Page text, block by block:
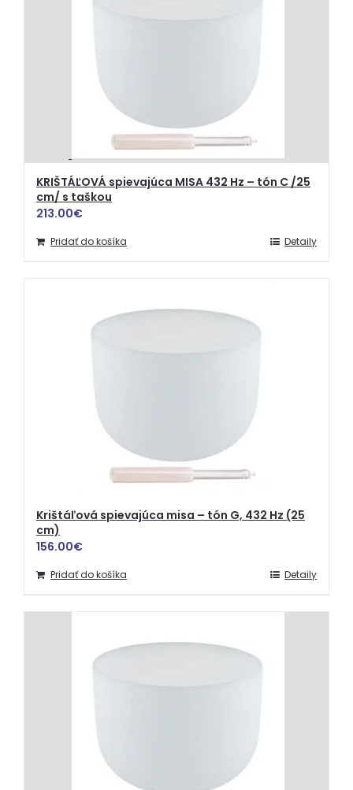
KRIŠTÁĽOVÁ spievajúca MISA 432 Hz – tón C /25
cm/ s taškou
213.00€
Pridať do košíka Detaily
Krištáľová spievajúca misa – tón G, 432 Hz (25
cm)
156.00€
Pridať do košíka Detaily